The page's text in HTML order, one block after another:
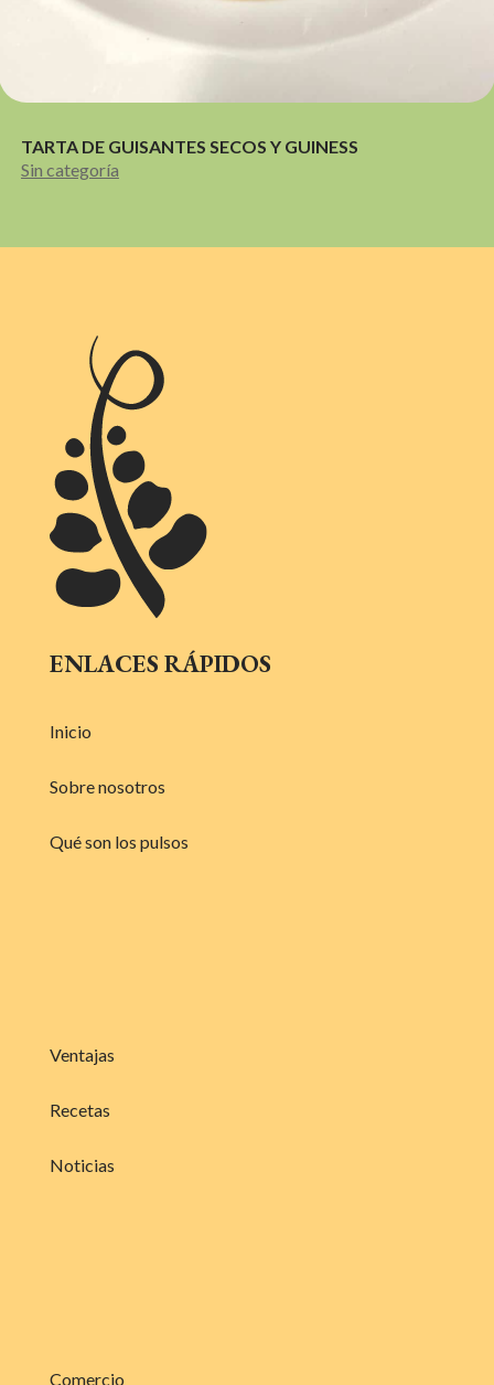
TARTA DE GUISANTES SECOS Y GUINESS
Sin categoría
ENLACES RÁPIDOS
Inicio
Sobre nosotros
Qué son los pulsos
Ventajas
Recetas
Noticias
Comercio